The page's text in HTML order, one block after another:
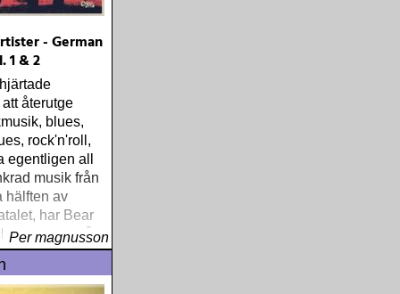
- German
1 & 2
återutge
blues,
rock'n'roll,
egentligen all
musik från
hälften av
har Bear
Weize nått
som både
arkivarie
Per magnusson